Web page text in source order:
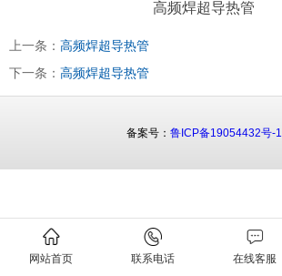
高频焊超导热管
上一条： 高频焊超导热管
下一条： 高频焊超导热管
网站首页 联系电话 在线客服
备案号： 鲁ICP备19054432号-1